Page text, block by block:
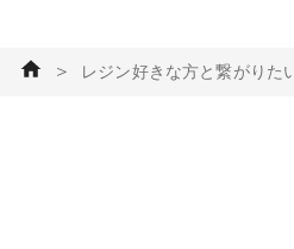
＞ レジン好きな方と繋がりた